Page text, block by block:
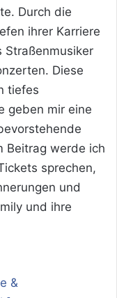
Durch die
ihrer Karriere
Straßenmusiker
Diese
tiefes
geben mir eine
Beitrag werde ich
sprechen,
und
und ihre